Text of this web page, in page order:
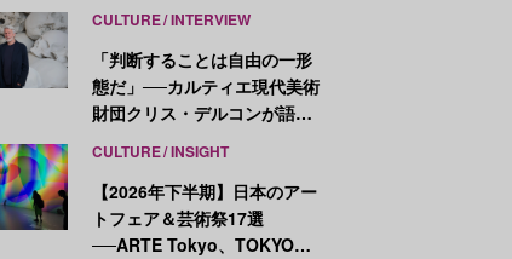
CULTURE INTERVIEW
「判断することは自由の一形
態だ」──カルティエ現代美術
財団クリス・デルコンが語
CULTURE INSIGHT
【2026年下半期】日本のアー
トフェア＆芸術祭17選
──ARTE Tokyo、TOKYO